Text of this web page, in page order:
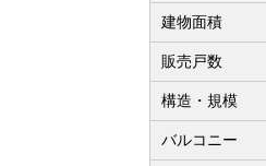
建物面積
販売戸数
構造・規模
バルコニー